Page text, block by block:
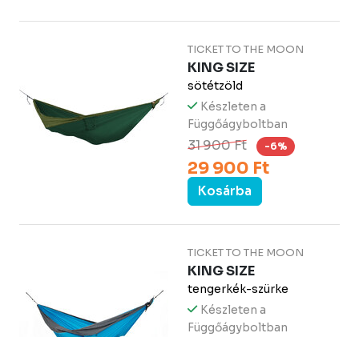
TICKET TO THE MOON
KING SIZE
sötétzöld
Készleten a
Függőágyboltban
31 900 Ft -6%
29 900 Ft
Kosárba
TICKET TO THE MOON
KING SIZE
tengerkék-szürke
Készleten a
Függőágyboltban